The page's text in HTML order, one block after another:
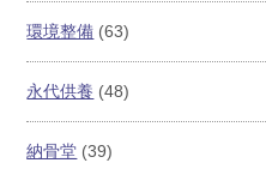
環境整備 (63)
永代供養 (48)
納骨堂 (39)